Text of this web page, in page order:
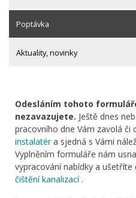
Poptávka
Aktuality, novinky
Odesláním tohoto
nezavazujete. Ještě dnes
pracovního dne Vám zavolá či
instalatéra sjedná s Vámi
Vyplněním formuláře nám
vypracování nabídky a ušetříte
čištění kanalizací.